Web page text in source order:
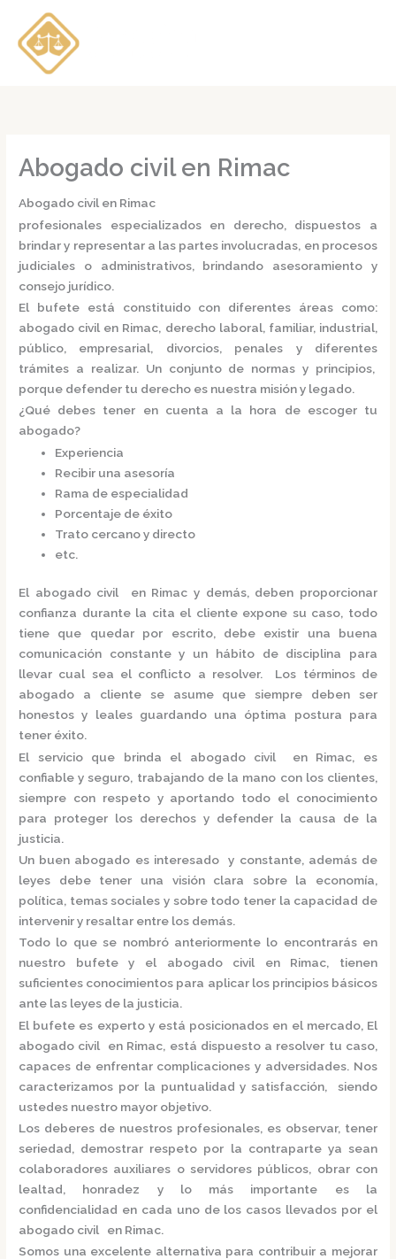
contenido
Abogado civil en Rimac
Abogado civil en Rimac
profesionales especializados en derecho, dispuestos a
brindar y representar a las partes involucradas, en procesos
judiciales o administrativos, brindando asesoramiento y
consejo jurídico.
El bufete está constituido con diferentes áreas como:
abogado civil en Rimac, derecho laboral, familiar, industrial,
público, empresarial, divorcios, penales y diferentes
trámites a realizar. Un conjunto de normas y principios,
porque defender tu derecho es nuestra misión y legado.
¿Qué debes tener en cuenta a la hora de escoger tu
abogado?
Experiencia
Recibir una asesoría
Rama de especialidad
Porcentaje de éxito
Trato cercano y directo
etc.
El abogado civil en Rimac y demás, deben proporcionar
confianza durante la cita el cliente expone su caso, todo
tiene que quedar por escrito, debe existir una buena
comunicación constante y un hábito de disciplina para
llevar cual sea el conflicto a resolver. Los términos de
abogado a cliente se asume que siempre deben ser
honestos y leales guardando una óptima postura para
tener éxito.
El servicio que brinda el abogado civil en Rimac, es
confiable y seguro, trabajando de la mano con los clientes,
siempre con respeto y aportando todo el conocimiento
para proteger los derechos y defender la causa de la
justicia.
Un buen abogado es interesado y constante, además de
leyes debe tener una visión clara sobre la economía,
política, temas sociales y sobre todo tener la capacidad de
intervenir y resaltar entre los demás.
Todo lo que se nombró anteriormente lo encontrarás en
nuestro bufete y el abogado civil en Rimac, tienen
suficientes conocimientos para aplicar los principios básicos
ante las leyes de la justicia.
El bufete es experto y está posicionados en el mercado, El
abogado civil en Rimac, está dispuesto a resolver tu caso,
capaces de enfrentar complicaciones y adversidades. Nos
caracterizamos por la puntualidad y satisfacción, siendo
ustedes nuestro mayor objetivo.
Los deberes de nuestros profesionales, es observar, tener
seriedad, demostrar respeto por la contraparte ya sean
colaboradores auxiliares o servidores públicos, obrar con
lealtad, honradez y lo más importante es la
confidencialidad en cada uno de los casos llevados por el
abogado civil en Rimac.
Somos una excelente alternativa para contribuir a mejorar